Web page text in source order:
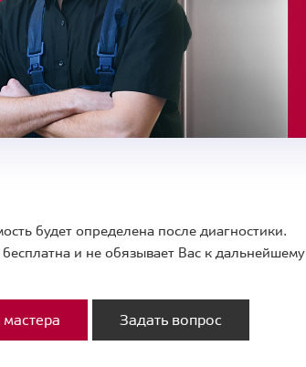
будет определена после диагностики.
и не обязывает Вас к дальнейшему
Задать вопрос